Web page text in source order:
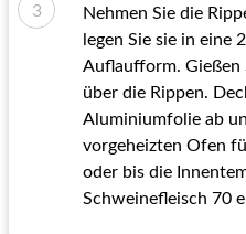
Nehmen Sie die
legen Sie sie in eine
Auflaufform. Gießen
über die Rippen.
Aluminiumfolie ab
vorgeheizten Ofen
oder bis die
Schweinefleisch 70